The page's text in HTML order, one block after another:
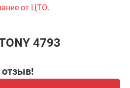
от ЦТО.
4793
отзыв!